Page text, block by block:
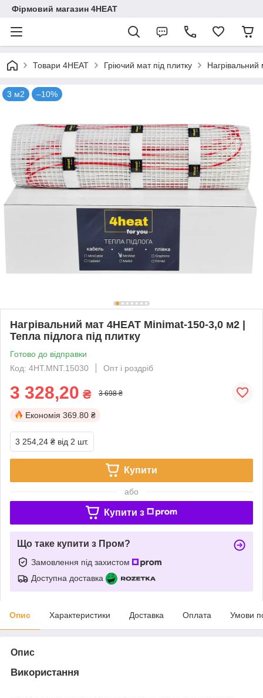
Фірмовий магазин 4HEAT
Товари 4HEAT Гріючий мат під плитку
3 м2 –10%
Нагрівальний мат 4HEAT Minimat-150-3,0 м2 |
Тепла підлога під плитку
Готово до відправки
Код: 4HT.MNT.15030
Опт і роздріб
3 328,20 ₴ 3 698 ₴
Економія 369.80 ₴
3 254,24 ₴ від 2 шт.
Купити
або
Купити з
Що таке купити з Пром?
Замовлення під захистом
Доступна доставка
Опис Характеристики Доставка Оплата Умови
Опис
Використання